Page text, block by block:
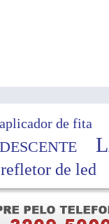
aplicador de fita
refletor de led